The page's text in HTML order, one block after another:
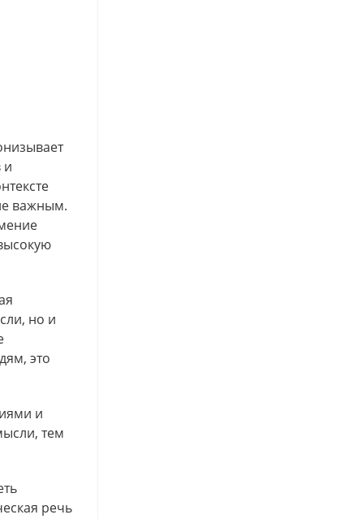
и
важным.
но и
это
и
тем
речь